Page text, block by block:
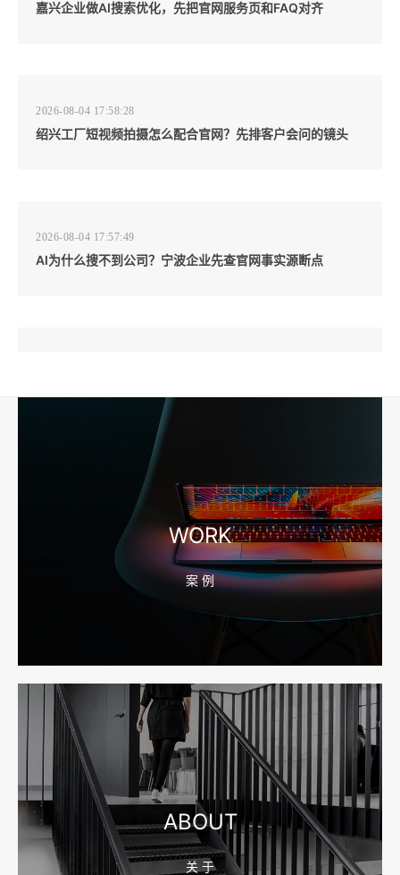
嘉兴企业做AI搜索优化，先把官网服务页和FAQ对齐
2026-08-04 17:58:28
绍兴工厂短视频拍摄怎么配合官网？先排客户会问的镜头
2026-08-04 17:57:49
AI为什么搜不到公司？宁波企业先查官网事实源断点
宁波高端网站建设公司推荐，移动端验收别放到最后
宁波网站建设报价怎么看？合同、源码和后台要先写清
2026-08-04 17:55:09
宁波制造业网站建设公司怎么选？先看产品询盘字段
2026-08-02 17:58:44
WORK
案 例
ABOUT
关 于